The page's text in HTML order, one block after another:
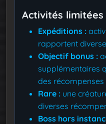
Activités
Expéditions :
rapportent
Objectif bonus :
supplémentaires
des récompenses
Rare : une
diverses
Boss hors